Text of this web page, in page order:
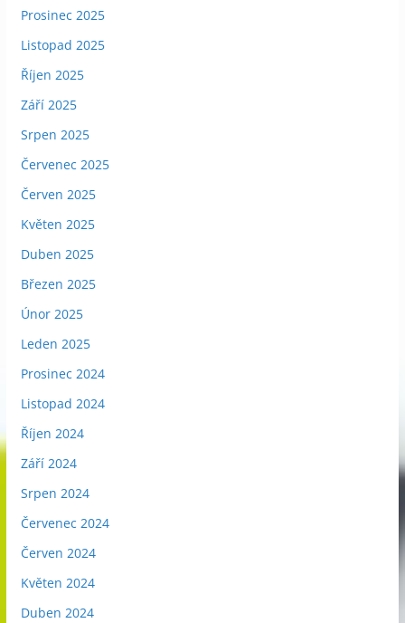
Prosinec 2025
Listopad 2025
Říjen 2025
Září 2025
Srpen 2025
Červenec 2025
Červen 2025
Květen 2025
Duben 2025
Březen 2025
Únor 2025
Leden 2025
Prosinec 2024
Listopad 2024
Říjen 2024
Září 2024
Srpen 2024
Červenec 2024
Červen 2024
Květen 2024
Duben 2024